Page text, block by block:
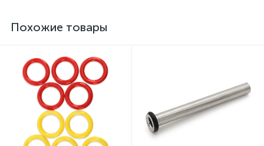
Похожие товары